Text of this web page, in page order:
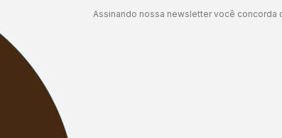
Assinando nossa newsletter você concorda